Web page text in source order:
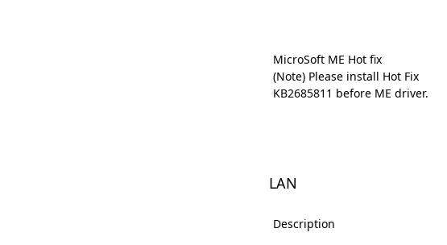
MicroSoft ME Hot fix
(Note) Please install Hot Fix
KB2685811 before ME driver.
LAN
Description